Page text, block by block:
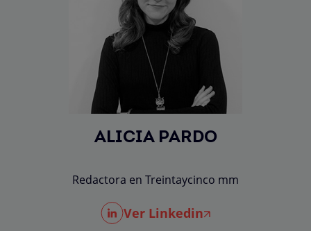
ALICIA PARDO
Redactora en Treintaycinco mm
Ver Linkedin